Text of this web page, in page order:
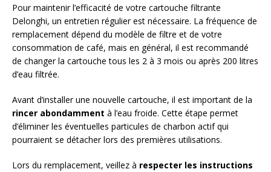
Pour maintenir l’efficacité de votre cartouche filtrante
Delonghi, un entretien régulier est nécessaire. La fréquence de
remplacement dépend du modèle de filtre et de votre
consommation de café, mais en général, il est recommandé
de changer la cartouche tous les 2 à 3 mois ou après 200 litres
d’eau filtrée.
Avant d’installer une nouvelle cartouche, il est important de la
rincer abondamment à l’eau froide. Cette étape permet
d’éliminer les éventuelles particules de charbon actif qui
pourraient se détacher lors des premières utilisations.
Lors du remplacement, veillez à respecter les instructions